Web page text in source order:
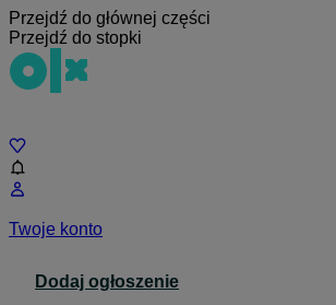
Przejdź do głównej części
Przejdź do stopki
Twoje konto
Dodaj ogłoszenie